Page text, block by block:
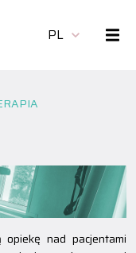
PL
opiekę nad pacjentami